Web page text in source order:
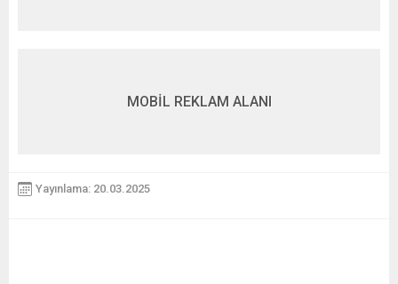
MOBİL REKLAM ALANI
Yayınlama: 20.03.2025